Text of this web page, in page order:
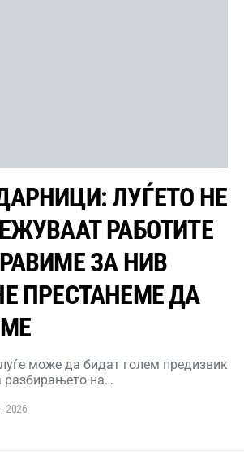
ЛУЃЕТО НЕ
РАБОТИТЕ
ЗА НИВ
ПРЕСТАНЕМЕ ДА
може да бидат голем предизвик
разбирањето на…
2026